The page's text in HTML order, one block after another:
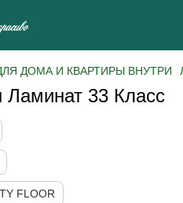
ДОМА И КВАРТИРЫ ВНУТРИ
Ламинат 33 Класс
FLOOR